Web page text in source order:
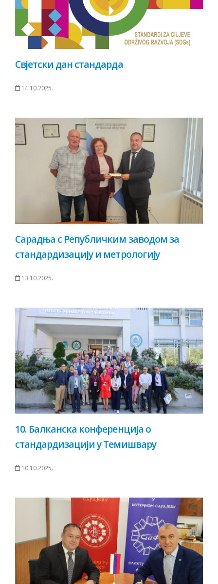
Свјетски дан стандарда
14.10.2025.
Сарадња с Републичким заводом за
стандардизацију и метрологију
13.10.2025.
10. Балканска конференција о
стандардизацији у Темишвару
10.10.2025.